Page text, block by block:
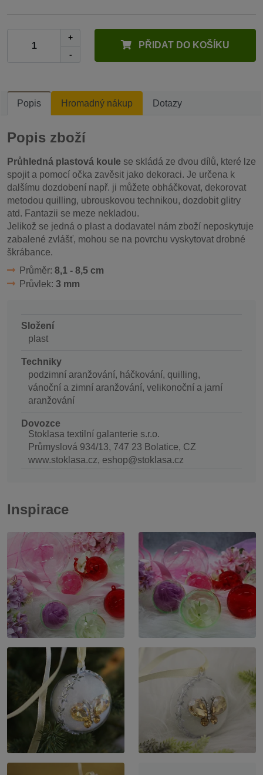
+
-
PŘIDAT DO KOŠÍKU
Popis Hromadný nákup Dotazy
Popis zboží
Průhledná plastová koule se skládá ze dvou dílů, které lze
spojit a pomocí očka zavěsit jako dekoraci. Je určena k
dalšímu dozdobení např. ji můžete obháčkovat, dekorovat
metodou quilling, ubrouskovou technikou, dozdobit glitry
atd. Fantazii se meze nekladou.
Jelikož se jedná o plast a dodavatel nám zboží neposkytuje
zabalené zvlášť, mohou se na povrchu vyskytovat drobné
škrábance.
Průměr: 8,1 - 8,5 cm
Průvlek: 3 mm
Složení
plast
Techniky
podzimní aranžování, háčkování, quilling,
vánoční a zimní aranžování, velikonoční a jarní
aranžování
Dovozce
Stoklasa textilní galanterie s.r.o.
Průmyslová 934/13, 747 23 Bolatice, CZ
www.stoklasa.cz, eshop@stoklasa.cz
Inspirace